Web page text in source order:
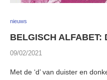
nieuws
BELGISCH ALFABET:
09/02/2021
Met de ‘d’ van duister en